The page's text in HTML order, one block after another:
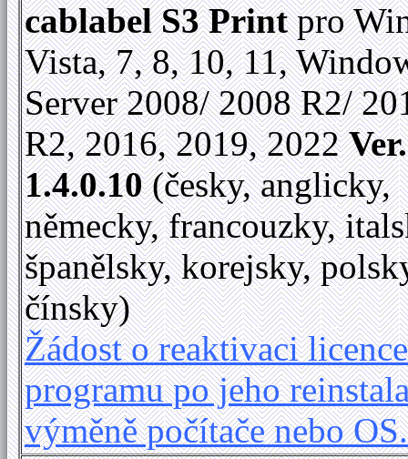
cablabel S3 Printpro
Vista, 7, 8, 10, 11,
Server 2008/ 2008 R2/
R2, 2016, 2019, 2022Ver.
1.4.0.10(česky, anglicky,
německy, francouzky,
španělsky, korejsky,
čínsky)
Žádost o reaktivaci licence
programu po jeho
výměně počítače nebo